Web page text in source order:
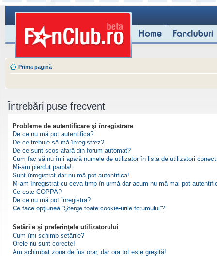
Prima pagină
Întrebări puse frecvent
Probleme de autentificare şi înregistrare
De ce nu mă pot autentifica?
De ce trebuie să mă înregistrez?
De ce sunt scos afară din forum automat?
Cum fac să nu îmi apară numele de utilizator în lista de utilizatori
Mi-am pierdut parola!
Sunt înregistrat dar nu mă pot autentifica!
M-am înregistrat cu ceva timp în urmă dar acum nu mă mai pot
Ce este COPPA?
De ce nu mă pot înregistra?
Ce face opţiunea “Şterge toate cookie-urile forumului”?
Setările şi preferinţele utilizatorului
Cum îmi schimb setările?
Orele nu sunt corecte!
Am schimbat zona de fus orar, dar ora tot este greşită!